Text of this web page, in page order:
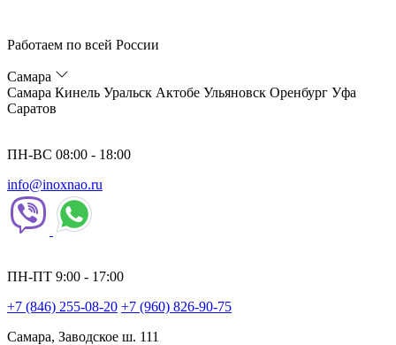
Работаем по всей России
Самара
Самара Кинель Уральск Актобе Ульяновск Оренбург Уфа
Саратов
ПН-ВС 08:00 - 18:00
info@inoxnao.ru
ПН-ПТ 9:00 - 17:00
+7 (846) 255-08-20 +7 (960) 826-90-75
Самара, Заводское ш. 111